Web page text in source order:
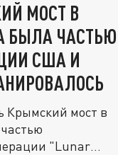
МОСТ В
БЫЛА ЧАСТЬЮ
США И
Крымский мост в
"Lunar